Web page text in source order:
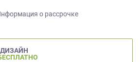
о рассрочке